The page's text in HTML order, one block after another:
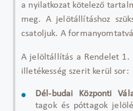
a nyilatkozat kötelező
meg. A jelötállításhoz
csatoljuk. A
A jelöltállítás a Rendelet
illetékesség szerit kerül sor:
Dél-budai Központi
tagok és póttagok